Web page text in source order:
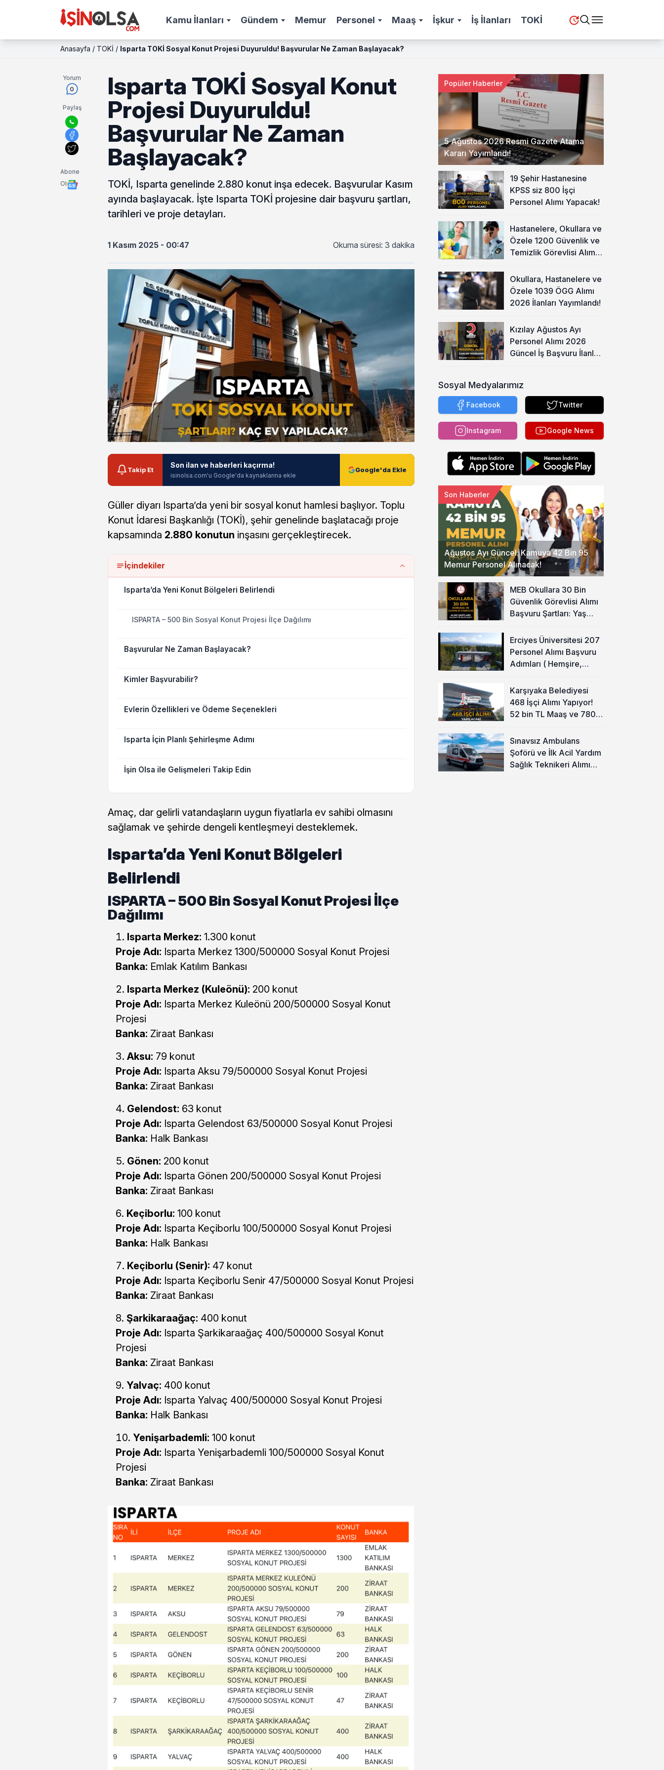
Kamu İlanları Gündem Memur Personel Maaş İşkur İş İlanları TOKİ
Anasayfa / TOKİ / Isparta TOKİ Sosyal Konut Projesi Duyuruldu! Başvurular Ne Zaman Başlayacak?
Yorum
0
Paylaş
Abone
Ol
Isparta TOKİ Sosyal Konut
Projesi Duyuruldu!
Başvurular Ne Zaman
Başlayacak?
TOKİ, Isparta genelinde 2.880 konut inşa edecek. Başvurular Kasım
ayında başlayacak. İşte Isparta TOKİ projesine dair başvuru şartları,
tarihleri ve proje detayları.
1 Kasım 2025 - 00:47 Okuma süresi: 3 dakika
Takip Et
Son ilan ve haberleri kaçırma!
isinolsa.com'u Google'da kaynaklarına ekle
Google'da Ekle
Güller diyarı Isparta’da yeni bir sosyal konut hamlesi başlıyor. Toplu
Konut İdaresi Başkanlığı (TOKİ), şehir genelinde başlatacağı proje
kapsamında 2.880 konutun inşasını gerçekleştirecek.
İçindekiler
Isparta’da Yeni Konut Bölgeleri Belirlendi
ISPARTA – 500 Bin Sosyal Konut Projesi İlçe Dağılımı
Başvurular Ne Zaman Başlayacak?
Kimler Başvurabilir?
Evlerin Özellikleri ve Ödeme Seçenekleri
Isparta İçin Planlı Şehirleşme Adımı
İşin Olsa ile Gelişmeleri Takip Edin
Amaç, dar gelirli vatandaşların uygun fiyatlarla ev sahibi olmasını
sağlamak ve şehirde dengeli kentleşmeyi desteklemek.
Isparta’da Yeni Konut Bölgeleri
Belirlendi
ISPARTA – 500 Bin Sosyal Konut Projesi İlçe
Dağılımı
Isparta Merkez: 1.300 konut
Proje Adı: Isparta Merkez 1300/500000 Sosyal Konut Projesi
Banka: Emlak Katılım Bankası
Isparta Merkez (Kuleönü): 200 konut
Proje Adı: Isparta Merkez Kuleönü 200/500000 Sosyal Konut
Projesi
Banka: Ziraat Bankası
Aksu: 79 konut
Proje Adı: Isparta Aksu 79/500000 Sosyal Konut Projesi
Banka: Ziraat Bankası
Gelendost: 63 konut
Proje Adı: Isparta Gelendost 63/500000 Sosyal Konut Projesi
Banka: Halk Bankası
Gönen: 200 konut
Proje Adı: Isparta Gönen 200/500000 Sosyal Konut Projesi
Banka: Ziraat Bankası
Keçiborlu: 100 konut
Proje Adı: Isparta Keçiborlu 100/500000 Sosyal Konut Projesi
Banka: Halk Bankası
Keçiborlu (Senir): 47 konut
Proje Adı: Isparta Keçiborlu Senir 47/500000 Sosyal Konut Projesi
Banka: Ziraat Bankası
Şarkikaraağaç: 400 konut
Proje Adı: Isparta Şarkikaraağaç 400/500000 Sosyal Konut
Projesi
Banka: Ziraat Bankası
Yalvaç: 400 konut
Proje Adı: Isparta Yalvaç 400/500000 Sosyal Konut Projesi
Banka: Halk Bankası
Yenişarbademli: 100 konut
Proje Adı: Isparta Yenişarbademli 100/500000 Sosyal Konut
Projesi
Banka: Ziraat Bankası
5 Ağustos 2026 Resmi Gazete Atama
Kararı Yayımlandı!
Popüler Haberler
19 Şehir Hastanesine
KPSS siz 800 İşçi
Personel Alımı Yapacak!
Hastanelere, Okullara ve
Özele 1200 Güvenlik ve
Temizlik Görevlisi Alımı
Okullara, Hastanelere ve
Özele 1039 ÖGG Alımı
2026 İlanları Yayımlandı!
Kızılay Ağustos Ayı
Personel Alımı 2026
Güncel İş Başvuru İlanları
Sosyal Medyalarımız
Facebook Twitter
Instagram Google News
Ağustos Ayı Güncel: Kamuya 42 Bin 95
Memur Personel Alınacak!
Son Haberler
MEB Okullara 30 Bin
Güvenlik Görevlisi Alımı
Başvuru Şartları: Yaş
Olacak Mı?
Erciyes Üniversitesi 207
Personel Alımı Başvuru
Adımları ( Hemşire,
Karşıyaka Belediyesi
468 İşçi Alımı Yapıyor!
52 bin TL Maaş ve 7800
Sınavsız Ambulans
Şoförü ve İlk Acil Yardım
Sağlık Teknikeri Alımı